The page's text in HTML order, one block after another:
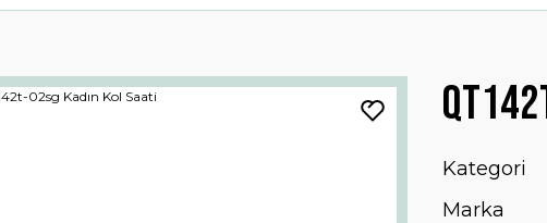
Kategori
Marka